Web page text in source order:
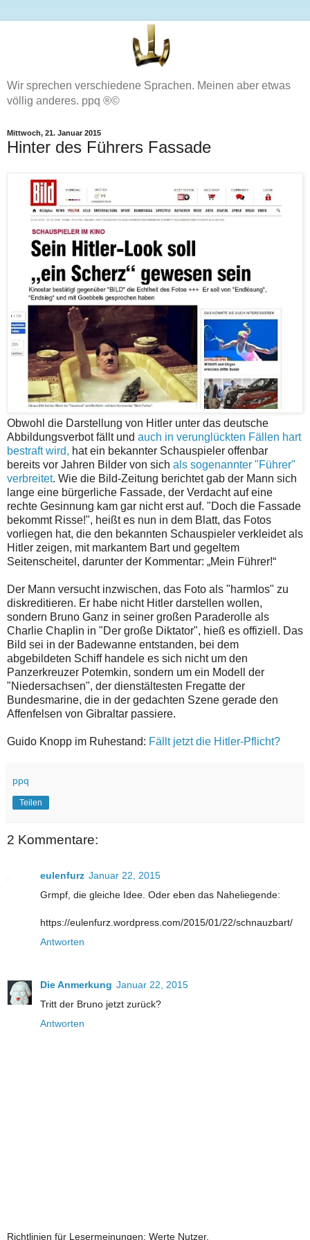
Wir sprechen verschiedene Sprachen. Meinen aber etwas
völlig anderes. ppq ®©
Mittwoch, 21. Januar 2015
Hinter des Führers Fassade
Obwohl die Darstellung von Hitler unter das deutsche
Abbildungsverbot fällt und auch in verunglückten Fällen hart
bestraft wird, hat ein bekannter Schauspieler offenbar
bereits vor Jahren Bilder von sich als sogenannter "Führer"
verbreitet. Wie die Bild-Zeitung berichtet gab der Mann sich
lange eine bürgerliche Fassade, der Verdacht auf eine
rechte Gesinnung kam gar nicht erst auf. "Doch die Fassade
bekommt Risse!", heißt es nun in dem Blatt, das Fotos
vorliegen hat, die den bekannten Schauspieler verkleidet als
Hitler zeigen, mit markantem Bart und gegeltem
Seitenscheitel, darunter der Kommentar: „Mein Führer!“
Der Mann versucht inzwischen, das Foto als "harmlos" zu
diskreditieren. Er habe nicht Hitler darstellen wollen,
sondern Bruno Ganz in seiner großen Paraderolle als
Charlie Chaplin in "Der große Diktator", hieß es offiziell. Das
Bild sei in der Badewanne entstanden, bei dem
abgebildeten Schiff handele es sich nicht um den
Panzerkreuzer Potemkin, sondern um ein Modell der
"Niedersachsen", der dienstältesten Fregatte der
Bundesmarine, die in der gedachten Szene gerade den
Affenfelsen von Gibraltar passiere.
Guido Knopp im Ruhestand: Fällt jetzt die Hitler-Pflicht?
ppq
Teilen
2 Kommentare:
eulenfurz Januar 22, 2015
Grmpf, die gleiche Idee. Oder eben das Naheliegende:
https://eulenfurz.wordpress.com/2015/01/22/schnauzbart/
Antworten
Die Anmerkung Januar 22, 2015
Tritt der Bruno jetzt zurück?
Antworten
Richtlinien für Lesermeinungen: Werte Nutzer,